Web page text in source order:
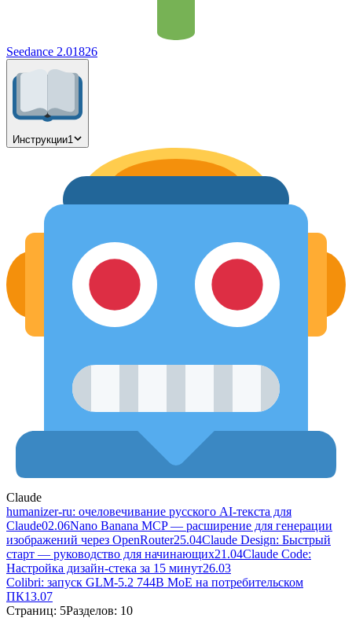
Seedance 2.01826
Инструкции1
Claude
humanizer-ru: очеловечивание русского AI-текста для
Claude02.06Nano Banana MCP — расширение для генерации
изображений через OpenRouter25.04Claude Design: Быстрый
старт — руководство для начинающих21.04Claude Code:
Настройка дизайн-стека за 15 минут26.03
Colibri: запуск GLM-5.2 744B MoE на потребительском
ПК13.07
Страниц: 5Разделов: 10